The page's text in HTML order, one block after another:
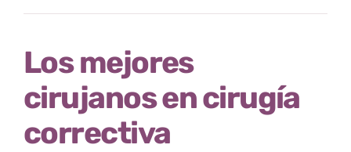
Los mejores
cirujanos en cirugía
correctiva